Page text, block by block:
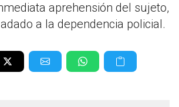
aprehensión del sujeto,
a la dependencia policial.